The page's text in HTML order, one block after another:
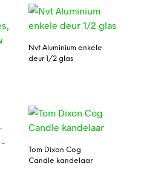
Nvt Aluminium enkele
deur 1/2 glas
Tom Dixon Cog
Candle kandelaar